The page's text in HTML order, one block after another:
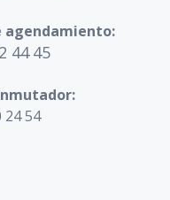
agendamiento:
44 45
24 54